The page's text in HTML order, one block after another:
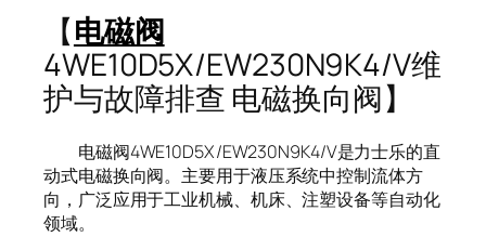
【电磁阀
4WE10D5X/EW230N9K4/V维
护与故障排查 电磁换向阀】
电磁阀4WE10D5X/EW230N9K4/V是力士乐的直
动式电磁换向阀。主要用于液压系统中控制流体方
向，广泛应用于工业机械、机床、注塑设备等自动化
领域。